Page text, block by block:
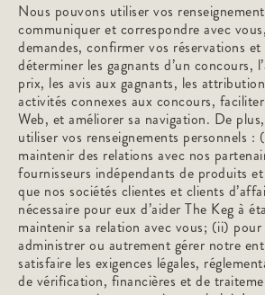
Nous pouvons utiliser vos
communiquer et correspondre avec
demandes, confirmer vos réservations
déterminer les gagnants d’un concours,
prix, les avis aux gagnants, les
activités connexes aux concours,
Web, et améliorer sa navigation. De
utiliser vos renseignements personnels
maintenir des relations avec nos
fournisseurs indépendants de produits
que nos sociétés clientes et clients
nécessaire pour eux d’aider The Keg à
maintenir sa relation avec vous; (ii)
administrer ou autrement gérer notre
satisfaire les exigences légales,
de vérification, financières et de